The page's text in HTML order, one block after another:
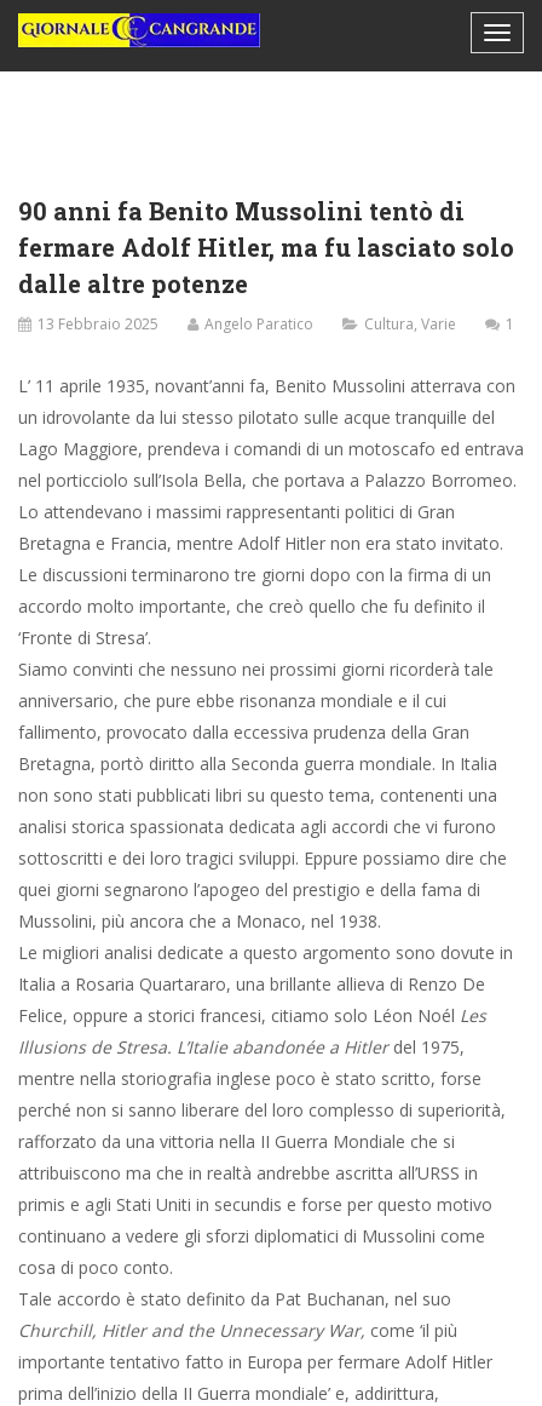
90 anni fa Benito Mussolini tentò di
fermare Adolf Hitler, ma fu lasciato solo
dalle altre potenze
13 Febbraio 2025 Angelo Paratico Cultura, Varie 1
L’ 11 aprile 1935, novant’anni fa, Benito Mussolini atterrava con
un idrovolante da lui stesso pilotato sulle acque tranquille del
Lago Maggiore, prendeva i comandi di un motoscafo ed entrava
nel porticciolo sull’Isola Bella, che portava a Palazzo Borromeo.
Lo attendevano i massimi rappresentanti politici di Gran
Bretagna e Francia, mentre Adolf Hitler non era stato invitato.
Le discussioni terminarono tre giorni dopo con la firma di un
accordo molto importante, che creò quello che fu definito il
‘Fronte di Stresa’.
Siamo convinti che nessuno nei prossimi giorni ricorderà tale
anniversario, che pure ebbe risonanza mondiale e il cui
fallimento, provocato dalla eccessiva prudenza della Gran
Bretagna, portò diritto alla Seconda guerra mondiale. In Italia
non sono stati pubblicati libri su questo tema, contenenti una
analisi storica spassionata dedicata agli accordi che vi furono
sottoscritti e dei loro tragici sviluppi. Eppure possiamo dire che
quei giorni segnarono l’apogeo del prestigio e della fama di
Mussolini, più ancora che a Monaco, nel 1938.
Le migliori analisi dedicate a questo argomento sono dovute in
Italia a Rosaria Quartararo, una brillante allieva di Renzo De
Felice, oppure a storici francesi, citiamo solo Léon Noél Les
Illusions de Stresa. L’Italie abandonée a Hitlerdel 1975,
mentre nella storiografia inglese poco è stato scritto, forse
perché non si sanno liberare del loro complesso di superiorità,
rafforzato da una vittoria nella II Guerra Mondiale che si
attribuiscono ma che in realtà andrebbe ascritta all’URSS in
primis e agli Stati Uniti in secundis e forse per questo motivo
continuano a vedere gli sforzi diplomatici di Mussolini come
cosa di poco conto.
Tale accordo è stato definito da Pat Buchanan, nel suo
Churchill, Hitler and the Unnecessary War, come ‘il più
importante tentativo fatto in Europa per fermare Adolf Hitler
prima dell’inizio della II Guerra mondiale’ e, addirittura,